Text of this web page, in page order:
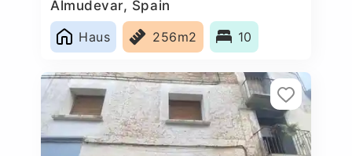
Almudevar, Spain
Haus
256m2 10